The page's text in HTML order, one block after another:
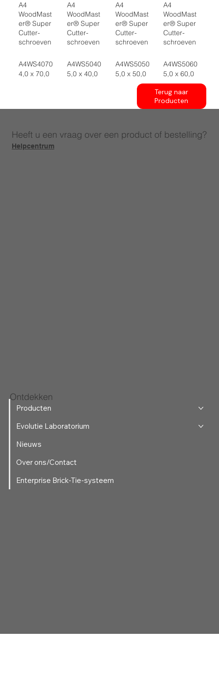
A4
WoodMast
er® Super
Cutter-
schroeven
A4WS4070
4,0 x 70,0
A4
WoodMast
er® Super
Cutter-
schroeven
A4WS5040
5,0 x 40,0
A4
WoodMast
er® Super
Cutter-
schroeven
A4WS5050
5,0 x 50,0
A4
WoodMast
er® Super
Cutter-
schroeven
A4WS5060
5,0 x 60,0
Terug naar
Producten
Heeft u een vraag over een product of bestelling?
Helpcentrum
Ontdekken
Producten
Evolutie Laboratorium
Nieuws
Over ons/Contact
Enterprise Brick-Tie-systeem